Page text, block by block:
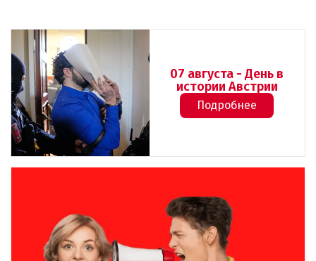
07 августа - День в
истории Австрии
Подробнее